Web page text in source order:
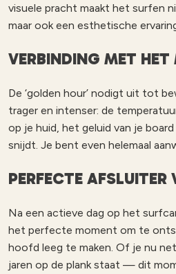
visuele pracht maakt het surfen
maar ook een esthetische
VERBINDING MET
De ‘golden hour’ nodigt uit tot
trager en intenser: de
op je huid, het geluid van je
snijdt. Je bent even helemaal
PERFECTE AFSLUITER
Na een actieve dag op het
het perfecte moment om te
hoofd leeg te maken. Of je nu
jaren op de plank staat — dit